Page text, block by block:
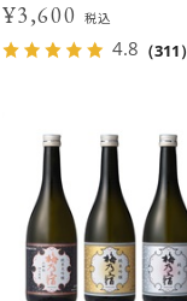
¥3,600 税込
4.8 （311）